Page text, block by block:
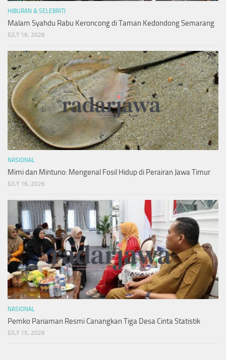
HIBURAN & SELEBRITI
Malam Syahdu Rabu Keroncong di Taman Kedondong Semarang
JULY 16, 2026
NASIONAL
Mimi dan Mintuno: Mengenal Fosil Hidup di Perairan Jawa Timur
JULY 16, 2026
NASIONAL
Pemko Pariaman Resmi Canangkan Tiga Desa Cinta Statistik
JULY 15, 2026